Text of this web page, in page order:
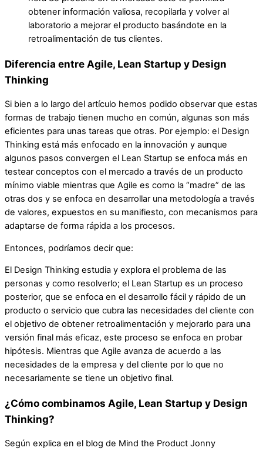
obtener información valiosa, recopilarla y volver al
laboratorio a mejorar el producto basándote en la
retroalimentación de tus clientes.
Diferencia entre Agile, Lean Startup y Design
Thinking
Si bien a lo largo del artículo hemos podido observar que estas
formas de trabajo tienen mucho en común, algunas son más
eficientes para unas tareas que otras. Por ejemplo: el Design
Thinking está más enfocado en la innovación y aunque
algunos pasos convergen el Lean Startup se enfoca más en
testear conceptos con el mercado a través de un producto
mínimo viable mientras que Agile es como la “madre” de las
otras dos y se enfoca en desarrollar una metodología a través
de valores, expuestos en su manifiesto, con mecanismos para
adaptarse de forma rápida a los procesos.
Entonces, podríamos decir que:
El Design Thinking estudia y explora el problema de las
personas y como resolverlo; el Lean Startup es un proceso
posterior, que se enfoca en el desarrollo fácil y rápido de un
producto o servicio que cubra las necesidades del cliente con
el objetivo de obtener retroalimentación y mejorarlo para una
versión final más eficaz, este proceso se enfoca en probar
hipótesis. Mientras que Agile avanza de acuerdo a las
necesidades de la empresa y del cliente por lo que no
necesariamente se tiene un objetivo final.
¿Cómo combinamos Agile, Lean Startup y Design
Thinking?
Según explica en el blog de Mind the Product Jonny